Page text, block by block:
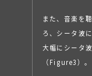
また、音楽を
ろ、シータ波
大幅にシータ
（Figure3）。